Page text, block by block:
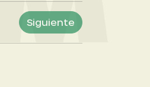
Siguiente